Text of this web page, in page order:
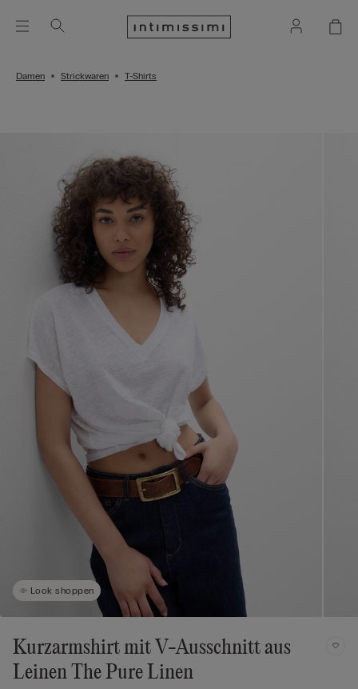
Damen Strickwaren T-Shirts
Look shoppen
Kurzarmshirt mit V-Ausschnitt aus
Leinen The Pure Linen